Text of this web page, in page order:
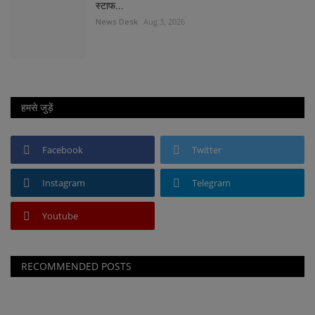
स्टाफ...
News Desk Aug 3, 2026
हमसे जुड़ें
Facebook Twitter
Instagram Telegram
Youtube
RECOMMENDED POSTS